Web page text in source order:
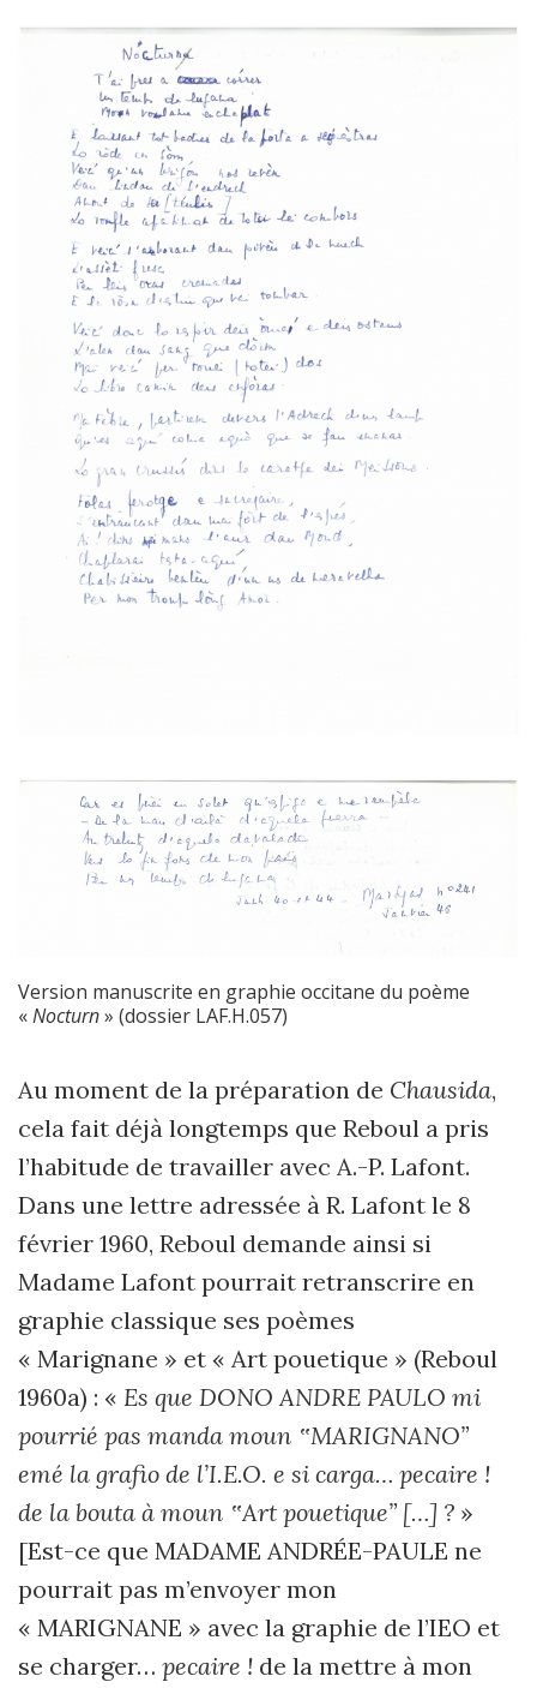
Version manuscrite en graphie occitane du poème
«Nocturn» (dossier LAF.H.057)
Au moment de la préparation de Chausida,
cela fait déjà longtemps que Reboul a pris
l’habitude de travailler avec A.-P. Lafont.
Dans une lettre adressée à R. Lafont le 8
février 1960, Reboul demande ainsi si
Madame Lafont pourrait retranscrire en
graphie classique ses poèmes
« Marignane » et « Art pouetique » (Reboul
1960a) : « Es que DONO ANDRE PAULO mi
pourrié pas manda moun ‟MARIGNANO”
emé la grafio de l’I.E.O. e si carga… pecaire !
de la bouta à moun ‟Art pouetique” […] ? »
[Est-ce que MADAME ANDRÉE-PAULE ne
pourrait pas m’envoyer mon
« MARIGNANE » avec la graphie de l’IEO et
se charger… pecaire ! de la mettre à mon